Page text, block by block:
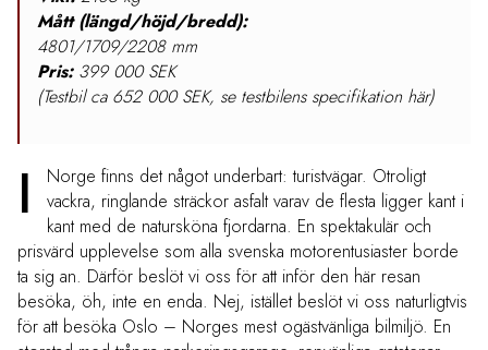
Mått (längd/höjd/bredd):
4801/1709/2208 mm
Pris:399 000 SEK
(Testbil ca 652 000 SEK, se testbilens specifikation här)
I
Norge finns det något underbart: turistvägar. Otroligt
vackra, ringlande sträckor asfalt varav de flesta ligger kant i
kant med de natursköna fjordarna. En spektakulär och
prisvärd upplevelse som alla svenska motorentusiaster borde
ta sig an. Därför beslöt vi oss för att inför den här resan
besöka, öh, inte en enda. Nej, istället beslöt vi oss naturligtvis
för att besöka Oslo – Norges mest ogästvänliga bilmiljö. En